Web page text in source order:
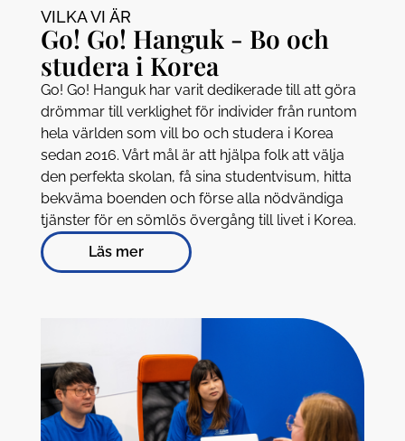
VILKA VI ÄR
Go! Go! Hanguk - Bo och
studera i Korea
Go! Go! Hanguk har varit dedikerade till att göra
drömmar till verklighet för individer från runtom
hela världen som vill bo och studera i Korea
sedan 2016. Vårt mål är att hjälpa folk att välja
den perfekta skolan, få sina studentvisum, hitta
bekväma boenden och förse alla nödvändiga
tjänster för en sömlös övergång till livet i Korea.
Läs mer